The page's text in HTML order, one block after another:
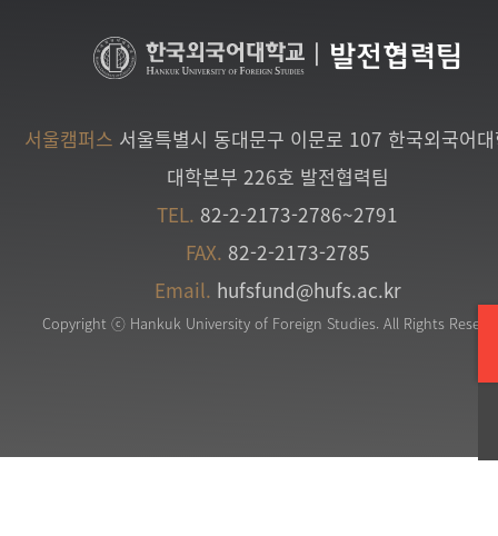
| 발전협력팀
서울캠퍼스 서울특별시 동대문구 이문로 107 한국외국어
대학본부 226호 발전협력팀
TEL. 82-2-2173-2786~2791
FAX. 82-2-2173-2785
Email. hufsfund@hufs.ac.kr
Copyright ⓒ Hankuk University of Foreign Studies. All Rights